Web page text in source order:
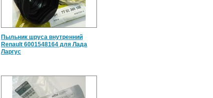
Пыльник шруса внутренний
Renault 6001548164 для Лада
Ларгус